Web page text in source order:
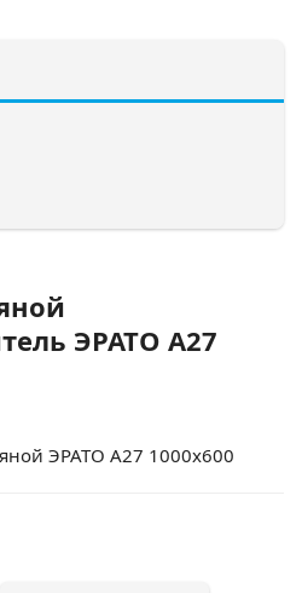
ЭРАТО А27
ЭРАТО А27 1000x600